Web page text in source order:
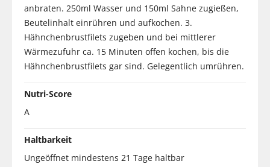
anbraten. 250ml Wasser und 150ml Sahne zugießen,
Beutelinhalt einrühren und aufkochen. 3.
Hähnchenbrustfilets zugeben und bei mittlerer
Wärmezufuhr ca. 15 Minuten offen kochen, bis die
Hähnchenbrustfilets gar sind. Gelegentlich umrühren.
Nutri-Score
A
Haltbarkeit
Ungeöffnet mindestens 21 Tage haltbar